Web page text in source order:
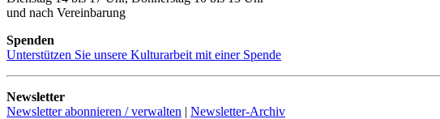
und nach Vereinbarung
Spenden
Unterstützen Sie unsere Kulturarbeit mit einer Spende
Newsletter
Newsletter abonnieren / verwalten | Newsletter-Archiv